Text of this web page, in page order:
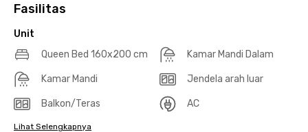
Fasilitas
Unit
Queen Bed 160x200 cm
Kamar Mandi Dalam
Kamar Mandi Jendela arah luar
Balkon/Teras AC
Lihat Selengkapnya